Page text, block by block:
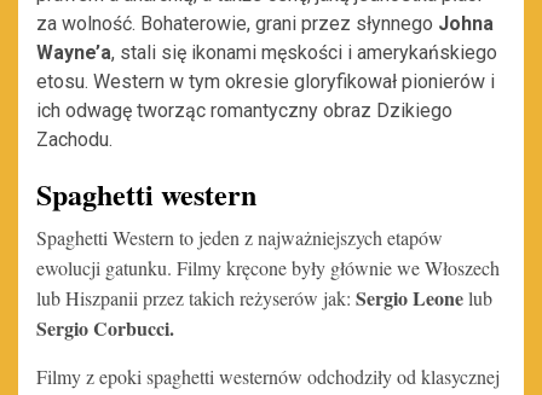
za wolność. Bohaterowie, grani przez słynnego Johna
Wayne’a, stali się ikonami męskości i amerykańskiego
etosu. Western w tym okresie gloryfikował pionierów i
ich odwagę tworząc romantyczny obraz Dzikiego
Zachodu.
Spaghetti western
Spaghetti Western to jeden z najważniejszych etapów
ewolucji gatunku. Filmy kręcone były głównie we Włoszech
lub Hiszpanii przez takich reżyserów jak: Sergio Leonelub
Sergio Corbucci.
Filmy z epoki spaghetti westernów odchodziły od klasycznej